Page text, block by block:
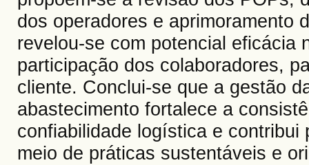
dos operadores e aprimoramento
revelou-se com potencial eficácia
participação dos colaboradores,
cliente. Conclui-se que a gestão
abastecimento fortalece a
confiabilidade logística e
meio de práticas sustentáveis e